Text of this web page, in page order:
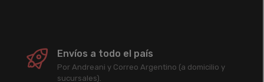
Envíos a todo el país
Por Andreani y Correo Argentino (a domicilio y
sucursales).